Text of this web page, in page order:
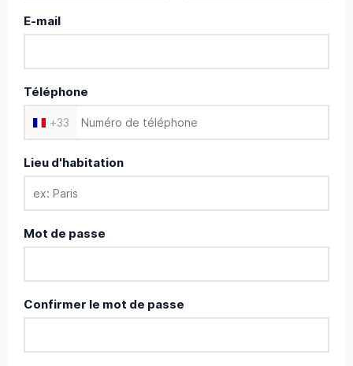
E-mail
Téléphone
+33
Lieu d'habitation
Mot de passe
Confirmer le mot de passe